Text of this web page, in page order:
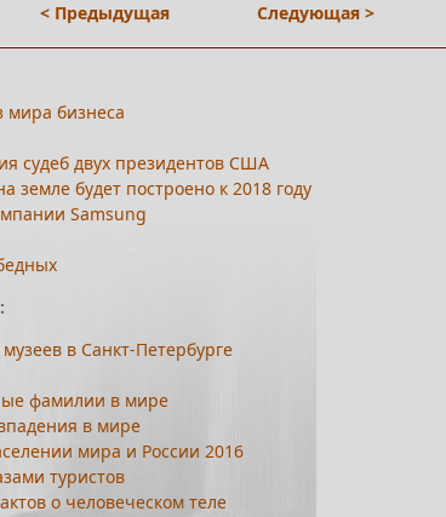
< Предыдущая
Следующая >
мира бизнеса
судеб двух президентов США
земле будет построено к 2018 году
Samsung
в Санкт-Петербурге
фамилии в мире
в мире
мира и России 2016
туристов
о человеческом теле